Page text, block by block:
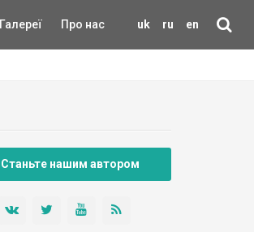
uk ru en
Галереї Про нас
Станьте нашим автором